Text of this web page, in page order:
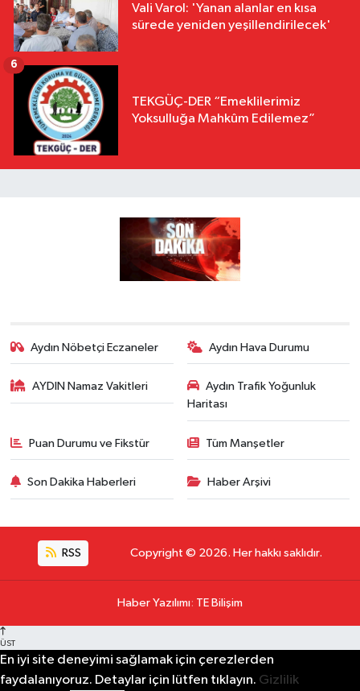
Vali Varol: 'Yanan alanlar en kısa
sürede yeniden yeşillendirilecek'
TEKGÜÇ-DER “Emeklilerimiz
Yoksulluğa Mahkûm Edilemez”
6
Aydın Nöbetçi Eczaneler Aydın Hava Durumu
AYDIN Namaz Vakitleri
Aydın Trafik Yoğunluk
Haritası
Puan Durumu ve Fikstür Tüm Manşetler
Son Dakika Haberleri Haber Arşivi
RSS Copyright © 2026. Her hakkı saklıdır.
Haber Yazılımı: TE Bilişim
ÜST
En iyi site deneyimi sağlamak için çerezlerden
faydalanıyoruz. Detaylar için lütfen tıklayın. Gizlilik